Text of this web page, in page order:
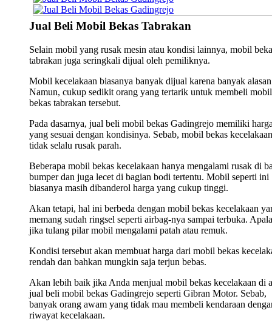
Jual Beli Mobil Bekas Tabrakan
Selain mobil yang rusak mesin atau kondisi lainnya, mobil
tabrakan juga seringkali dijual oleh pemiliknya.
Mobil kecelakaan biasanya banyak dijual karena banyak
Namun, cukup sedikit orang yang tertarik untuk membeli mobil
bekas tabrakan tersebut.
Pada dasarnya, jual beli mobil bekas Gadingrejo memiliki
yang sesuai dengan kondisinya. Sebab, mobil bekas kecelakaan
tidak selalu rusak parah.
Beberapa mobil bekas kecelakaan hanya mengalami rusak di
bumper dan juga lecet di bagian bodi tertentu. Mobil seperti ini
biasanya masih dibanderol harga yang cukup tinggi.
Akan tetapi, hal ini berbeda dengan mobil bekas kecelakaan
memang sudah ringsel seperti airbag-nya sampai terbuka.
jika tulang pilar mobil mengalami patah atau remuk.
Kondisi tersebut akan membuat harga dari mobil bekas
rendah dan bahkan mungkin saja terjun bebas.
Akan lebih baik jika Anda menjual mobil bekas kecelakaan di
jual beli mobil bekas Gadingrejo seperti Gibran Motor. Sebab,
banyak orang awam yang tidak mau membeli kendaraan
riwayat kecelakaan.